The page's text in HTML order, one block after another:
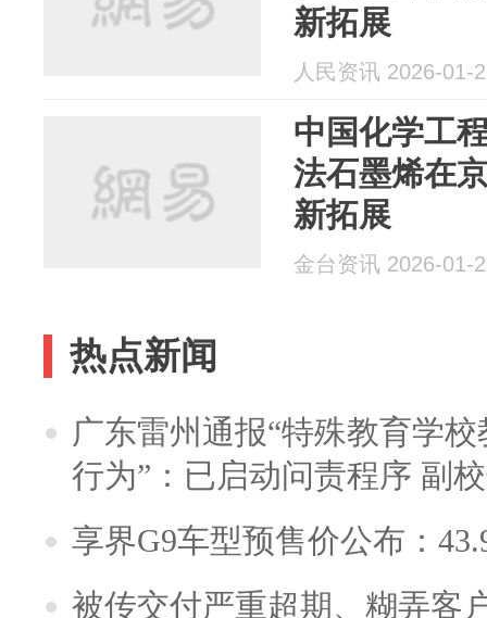
新拓展
人民资讯 2026-01-
中国化学工
法石墨烯在
新拓展
金台资讯 2026-01-
热点新闻
广东雷州通报“特殊教育学
行为”：已启动问责程序 副
享界G9车型预售价公布：
被传交付严重超期、糊弄客